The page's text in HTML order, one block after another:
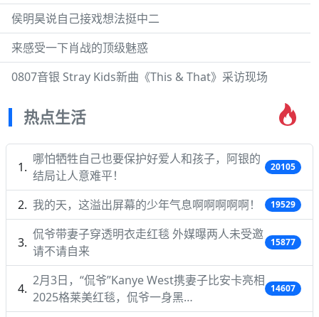
侯明昊说自己接戏想法挺中二
来感受一下肖战的顶级魅惑
0807音银 Stray Kids新曲《This & That》采访现场
热点生活
哪怕牺牲自己也要保护好爱人和孩子，阿银的
结局让人意难平！
20105
我的天，这溢出屏幕的少年气息啊啊啊啊啊！ 19529
侃爷带妻子穿透明衣走红毯 外媒曝两人未受邀
请不请自来
15877
2月3日，“侃爷”Kanye West携妻子比安卡亮相
2025格莱美红毯，侃爷一身黑…
14607